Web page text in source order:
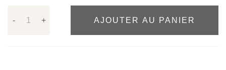
- + AJOUTER AU PANIER